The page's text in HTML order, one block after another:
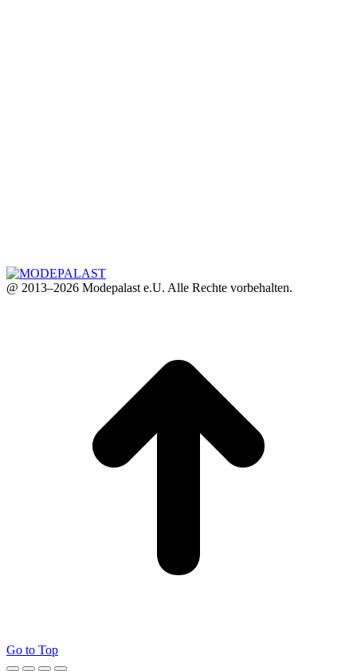
@ 2013–2026 Modepalast e.U. Alle Rechte vorbehalten.
Go to Top